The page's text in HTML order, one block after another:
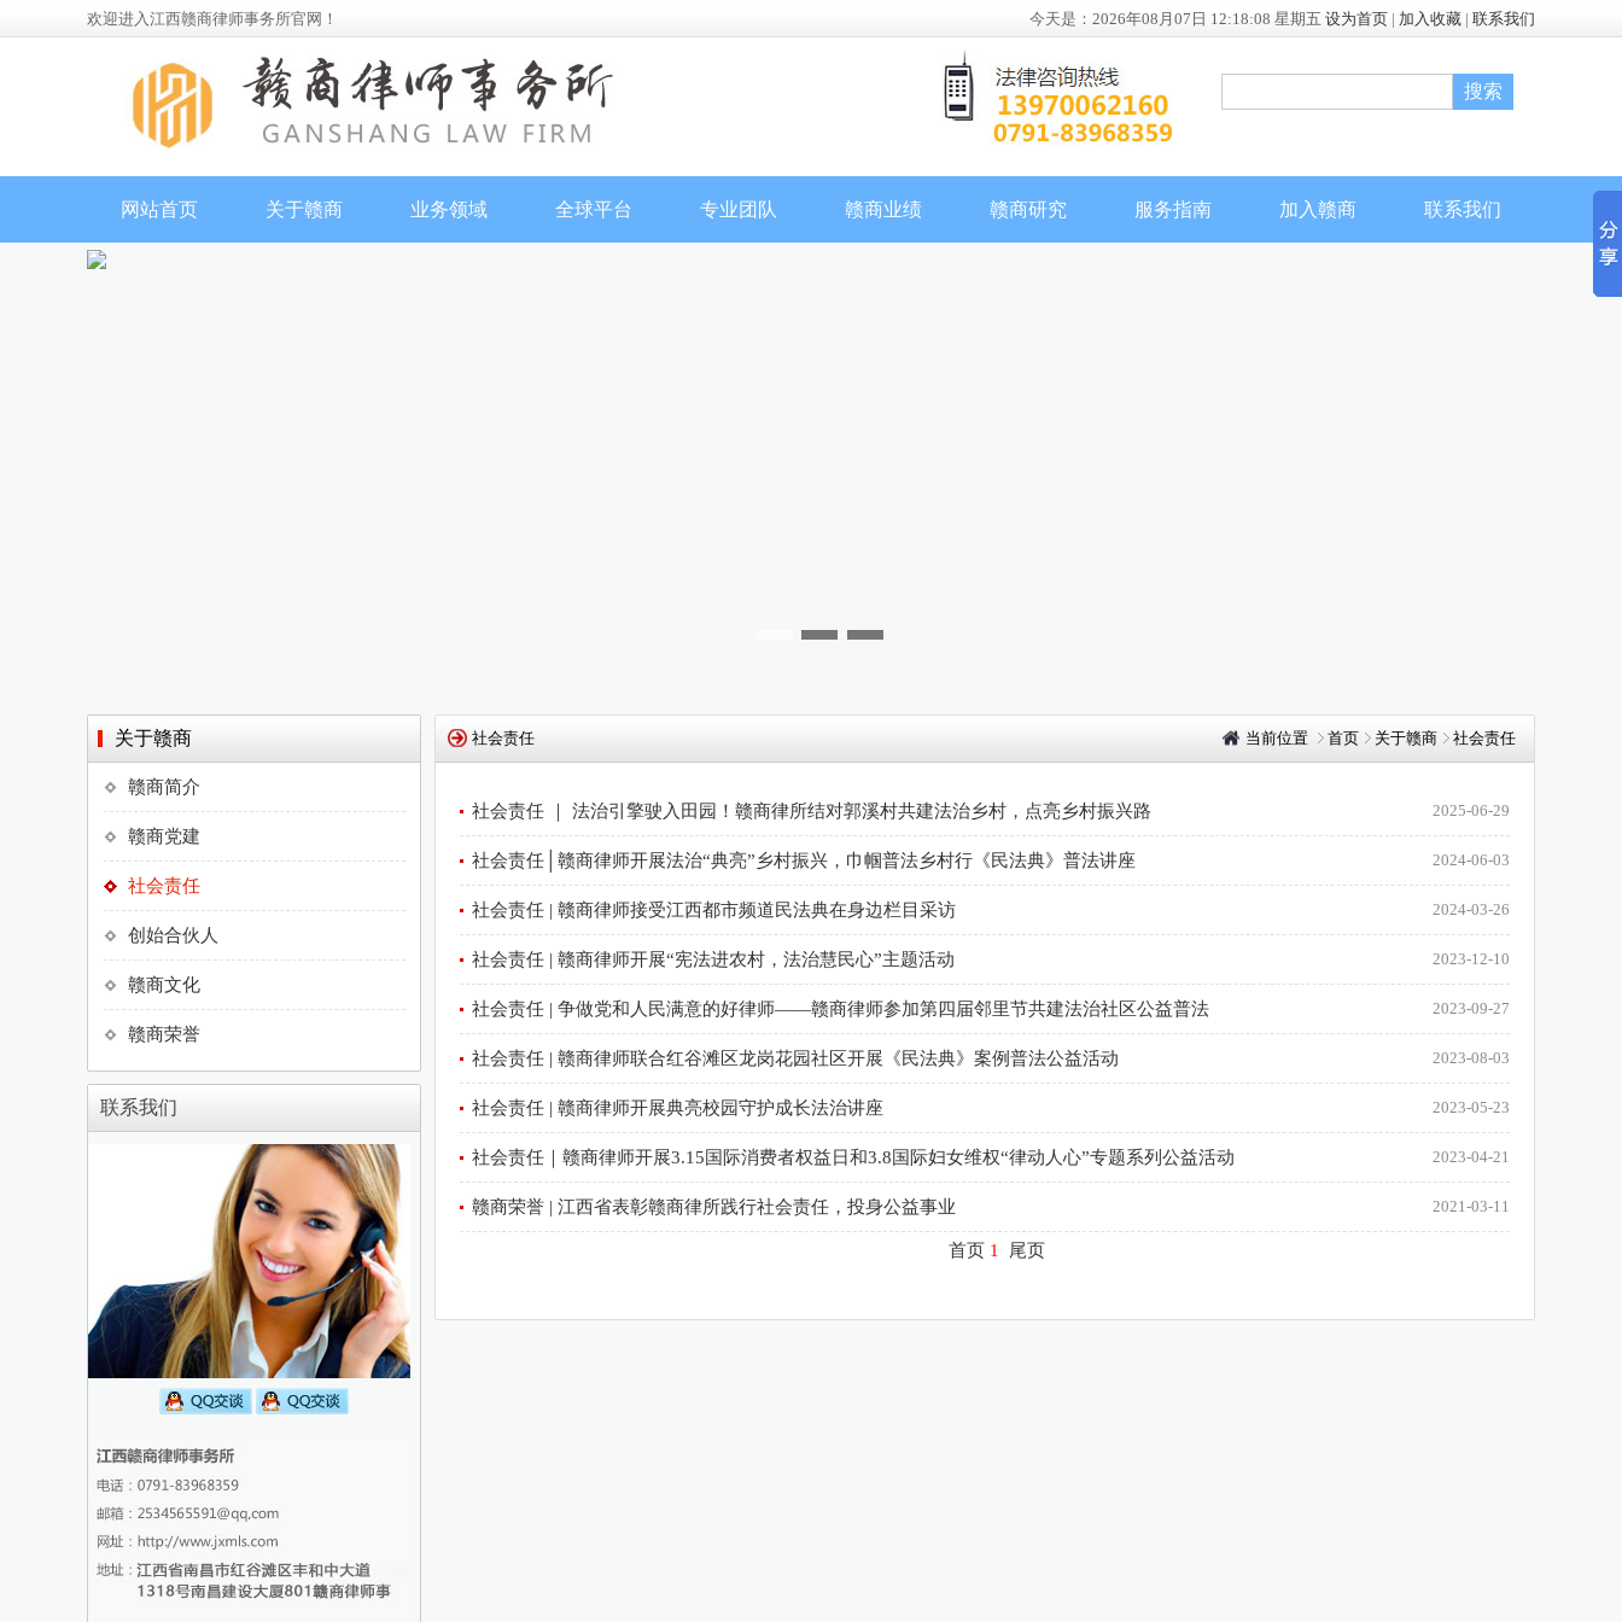
欢迎进入江西赣商律师事务所官网！ 今天是： 2026年08月07日 12:18:08 星期五 设为首页 | 加入收藏 | 联系我们
网站首页 关于赣商 业务领域 全球平台 专业团队 赣商业绩 赣商研究 服务指南 加入赣商 联系我们
关于赣商
赣商简介
赣商党建
社会责任
创始合伙人
赣商文化
赣商荣誉
社会责任 当前位置 首页 关于赣商 社会责任
社会责任 ｜ 法治引擎驶入田园！赣商律所结对郭溪村共建法治乡村，点亮乡村振兴路 2025-06-29
社会责任│赣商律师开展法治“典亮”乡村振兴，巾帼普法乡村行《民法典》普法讲座 2024-06-03
社会责任 | 赣商律师接受江西都市频道民法典在身边栏目采访 2024-03-26
社会责任 | 赣商律师开展“宪法进农村，法治慧民心”主题活动 2023-12-10
社会责任 | 争做党和人民满意的好律师——赣商律师参加第四届邻里节共建法治社区公益普法 2023-09-27
社会责任 | 赣商律师联合红谷滩区龙岗花园社区开展《民法典》案例普法公益活动 2023-08-03
社会责任 | 赣商律师开展典亮校园守护成长法治讲座 2023-05-23
社会责任｜赣商律师开展3.15国际消费者权益日和3.8国际妇女维权“律动人心”专题系列公益活动 2023-04-21
赣商荣誉 | 江西省表彰赣商律所践行社会责任，投身公益事业 2021-03-11
首页 1 尾页
联系我们